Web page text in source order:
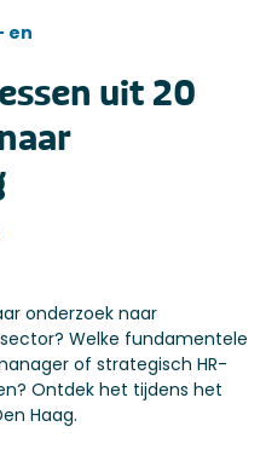
en
uit 20
onderzoek naar
Welke fundamentele
of strategisch HR-
Ontdek het tijdens het
Haag.